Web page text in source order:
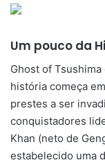
Um pouco da
Ghost of
história começa
prestes a ser
conquistadores
Khan (neto de
estabelecido uma